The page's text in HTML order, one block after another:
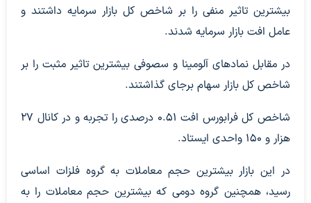
بیشترین تاثیر منفی را بر شاخص کل بازار سرمایه داشتند و
عامل افت بازار سرمایه شدند.
در مقابل نماد‌های آلومینا و سصوفی بیشترین تاثیر مثبت را بر
شاخص کل بازار سهام برجای گذاشتند.
شاخص کل فرابورس افت ۰.۵۱ درصدی را تجربه و در کانال ۲۷
هزار و ۱۵۰ واحدی ایستاد.
در این بازار بیشترین حجم معاملات به گروه فلزات اساسی
رسید، همچنین گروه دومی که بیشترین حجم معاملات را به